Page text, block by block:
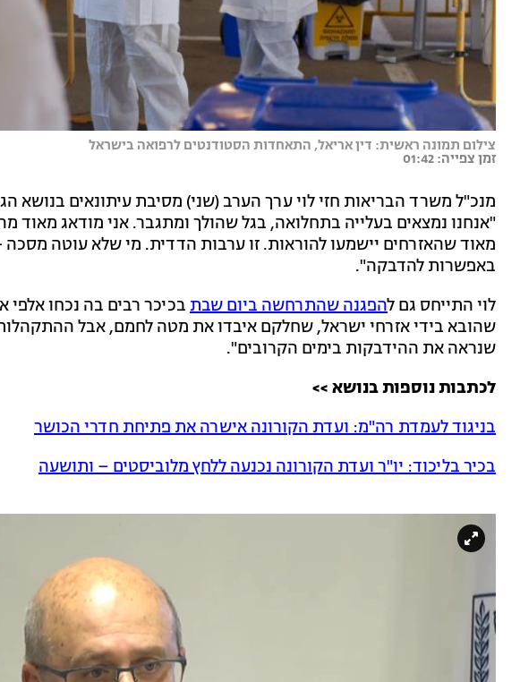
צילום תמונה ראשית: דין אריאל, התאחדות הסטודנטים לרפואה בישראל
זמן צפייה: 01:42
מנכ"ל משרד הבריאות חזי לוי ערך הערב (שני) מסיבת עיתונאים בנושא
"אנחנו נמצאים בעלייה בתחלואה, בגל שהולך ומתגבר. אני מודאג מאוד
מאוד שהאזרחים יישמעו להוראות. זו ערבות הדדית. מי שלא עוטה
באפשרות להדבקה".
לוי התייחס גם להפגנה שהתרחשה ביום שבת בכיכר רבים בה נכחו אלפי
שהובא בידי אזרחי ישראל, שחלקם איבדו את מטה לחמם, אבל
שנראה את ההידבקות בימים הקרובים".
לכתבות נוספות בנושא >>
בניגוד לעמדת רה"מ: ועדת הקורונה אישרה את פתיחת חדרי הכושר
בכיר בליכוד: יו"ר ועדת הקורונה נכנעה ללחץ מלוביסטים – ותושעה